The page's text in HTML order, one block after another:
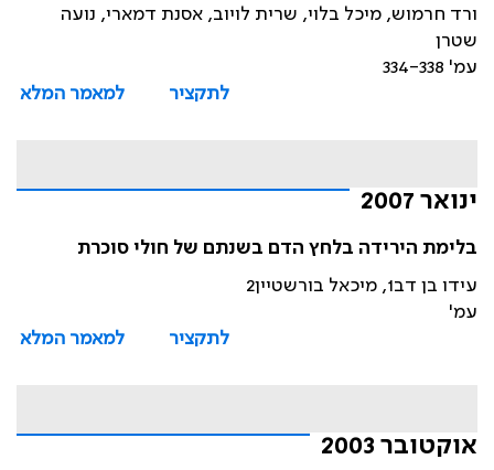
ורד חרמוש, מיכל בלוי, שרית לויוב, אסנת דמארי, נועה
שטרן
עמ' 334-338
לתקציר
למאמר המלא
ינואר 2007
בלימת הירידה בלחץ הדם בשנתם של חולי סוכרת
עידו בן דב1, מיכאל בורשטיין2
עמ'
לתקציר
למאמר המלא
אוקטובר 2003